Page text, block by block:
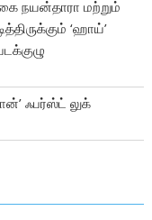
நயன்தாரா மற்றும்
‘ஹாய்’
ஃபர்ஸ்ட் லுக்